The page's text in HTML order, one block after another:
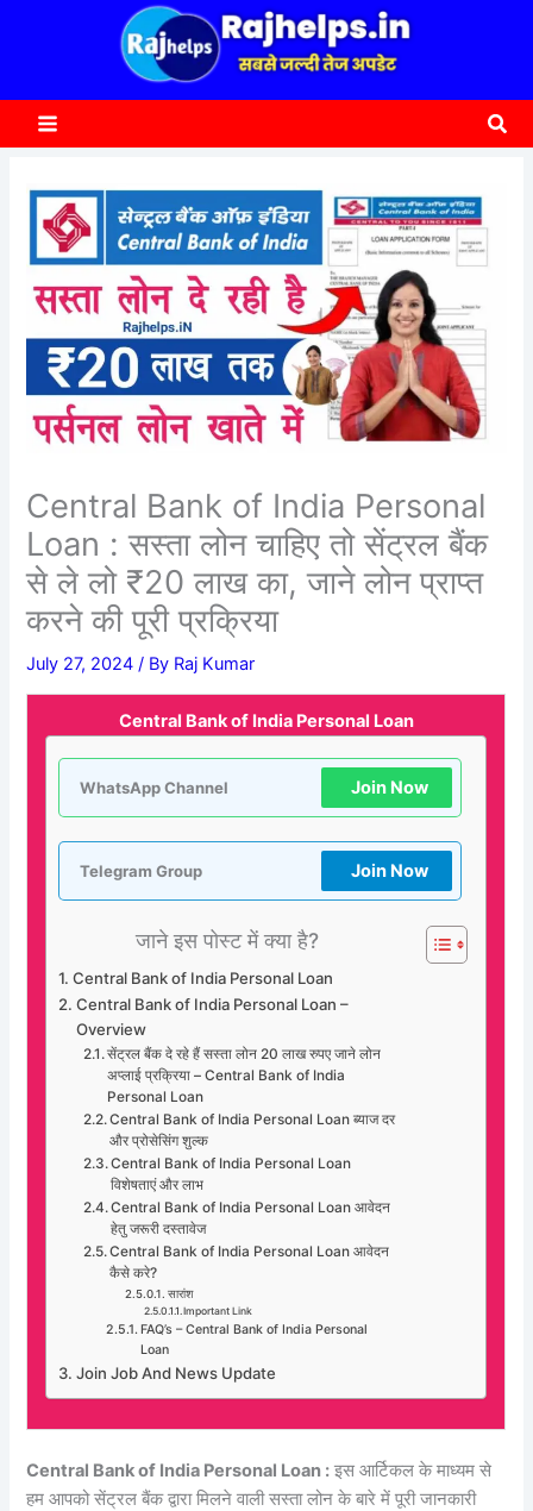
Central Bank of India Personal
Loan : सस्ता लोन चाहिए तो सेंट्रल बैंक
से ले लो ₹20 लाख का, जाने लोन प्राप्त
करने की पूरी प्रक्रिया
July 27, 2024/ By Raj Kumar
Central Bank of India Personal Loan
WhatsApp Channel Join Now
Telegram Group Join Now
जाने इस पोस्ट में क्या है?
Central Bank of India Personal Loan
Central Bank of India Personal Loan –
Overview
सेंट्रल बैंक दे रहे हैं सस्ता लोन 20 लाख रुपए जाने लोन
अप्लाई प्रक्रिया – Central Bank of India
Personal Loan
Central Bank of India Personal Loan ब्याज दर
और प्रोसेसिंग शुल्क
Central Bank of India Personal Loan
विशेषताएं और लाभ
Central Bank of India Personal Loan आवेदन
हेतु जरूरी दस्तावेज
Central Bank of India Personal Loan आवेदन
कैसे करे?
सारांश
Important Link
FAQ’s – Central Bank of India Personal
Loan
Join Job And News Update
Central Bank of India Personal Loan : इस आर्टिकल के माध्यम से
हम आपको सेंट्रल बैंक द्वारा मिलने वाली सस्ता लोन के बारे में पूरी जानकारी
c